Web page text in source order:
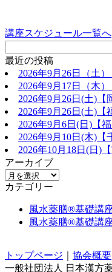
講座スケジュール一覧へ
最近の投稿
2026年9月26日（土
2026年9月17日（木
2026年9月26日(土)
2026年9月26日(土)
2026年9月6日(日)【
2026年9月10日(木)【
2026年10月18日(日)
アーカイブ
カテゴリー
風水薬膳®基礎講
風水薬膳®基礎講
トップページ 協会概要
一般社団法人 日本漢方